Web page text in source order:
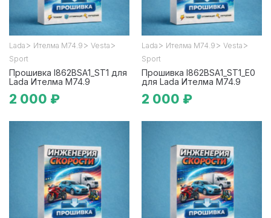
Lada > Ителма М74.9 > Vesta >
Sport
Прошивка I862BSA1_ST1 для
Lada Ителма М74.9
2 000 ₽
Lada > Ителма М74.9 > Vesta >
Sport
Прошивка I862BSA1_ST1_E0
для Lada Ителма М74.9
2 000 ₽